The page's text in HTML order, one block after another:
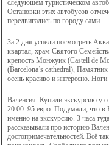
следующем туристическом
Остановки этих автобусов
передвигались по городу сами.
За 2 дня успели посмотреть
квартал, храм Святого
крепость Монжуик (Castell de
(Barcelona’s cathedral),
осень красиво и интересно.
Валенсия. Купили экскурсию у
20.00. 95 евро. Подумали, что в
именно на экскурсию. 3 часа
рассказывали про историю
достопримечательностей. Всё